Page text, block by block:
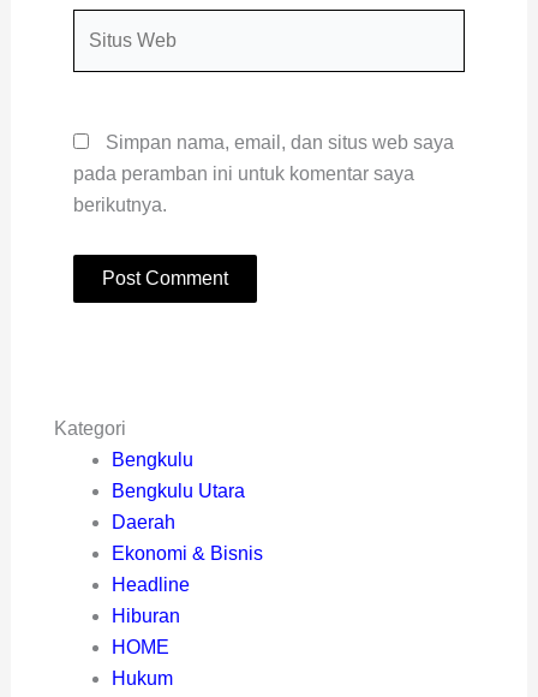
Simpan nama, email, dan situs web saya
pada peramban ini untuk komentar saya
berikutnya.
Kategori
Bengkulu
Bengkulu Utara
Daerah
Ekonomi & Bisnis
Headline
Hiburan
HOME
Hukum